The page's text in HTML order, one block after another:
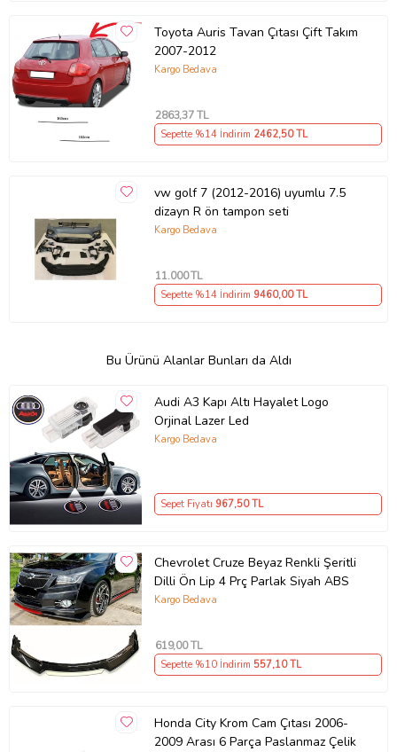
Toyota Auris Tavan Çıtası Çift Takım
2007-2012
Kargo Bedava
2863,37 TL
Sepette %14 İndirim 2462,50 TL
vw golf 7 (2012-2016) uyumlu 7.5
dizayn R ön tampon seti
Kargo Bedava
11.000TL
Sepette %14 İndirim 9460,00 TL
Bu Ürünü Alanlar Bunları da Aldı
Audi A3 Kapı Altı Hayalet Logo
Orjinal Lazer Led
Kargo Bedava
Sepet Fiyatı 967,50 TL
Chevrolet Cruze Beyaz Renkli Şeritli
Dilli Ön Lip 4 Prç Parlak Siyah ABS
Kargo Bedava
619,00 TL
Sepette %10 İndirim 557,10 TL
Honda City Krom Cam Çıtası 2006-
2009 Arası 6 Parça Paslanmaz Çelik